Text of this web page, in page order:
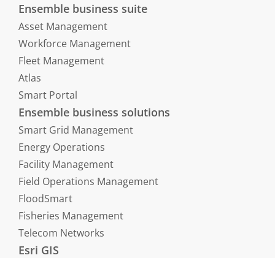
Ensemble business suite
Asset Management
Workforce Management
Fleet Management
Atlas
Smart Portal
Ensemble business solutions
Smart Grid Management
Energy Operations
Facility Management
Field Operations Management
FloodSmart
Fisheries Management
Telecom Networks
Esri GIS